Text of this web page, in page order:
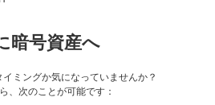
暗号資産へ
ミングか気になっていませんか？
、次のことが可能です：